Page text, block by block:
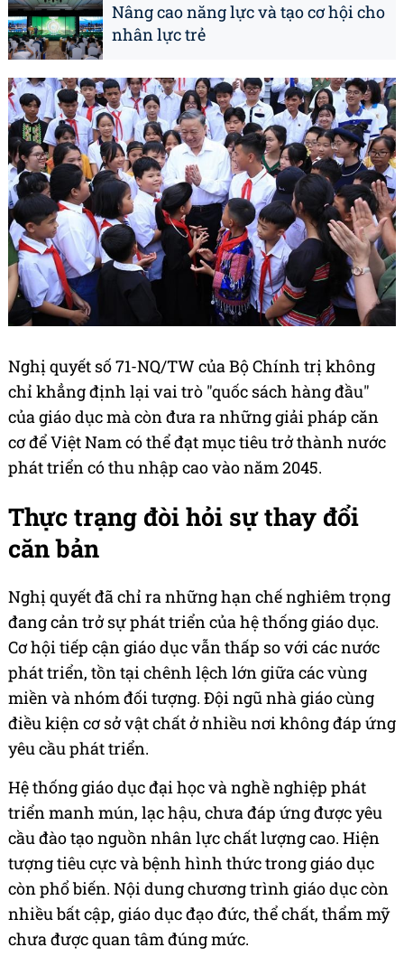
Nâng cao năng lực và tạo cơ hội cho
nhân lực trẻ
Nghị quyết số 71-NQ/TW của Bộ Chính trị không
chỉ khẳng định lại vai trò "quốc sách hàng đầu"
của giáo dục mà còn đưa ra những giải pháp căn
cơ để Việt Nam có thể đạt mục tiêu trở thành nước
phát triển có thu nhập cao vào năm 2045.
Thực trạng đòi hỏi sự thay đổi
căn bản
Nghị quyết đã chỉ ra những hạn chế nghiêm trọng
đang cản trở sự phát triển của hệ thống giáo dục.
Cơ hội tiếp cận giáo dục vẫn thấp so với các nước
phát triển, tồn tại chênh lệch lớn giữa các vùng
miền và nhóm đối tượng. Đội ngũ nhà giáo cùng
điều kiện cơ sở vật chất ở nhiều nơi không đáp ứng
yêu cầu phát triển.
Hệ thống giáo dục đại học và nghề nghiệp phát
triển manh mún, lạc hậu, chưa đáp ứng được yêu
cầu đào tạo nguồn nhân lực chất lượng cao. Hiện
tượng tiêu cực và bệnh hình thức trong giáo dục
còn phổ biến. Nội dung chương trình giáo dục còn
nhiều bất cập, giáo dục đạo đức, thể chất, thẩm mỹ
chưa được quan tâm đúng mức.